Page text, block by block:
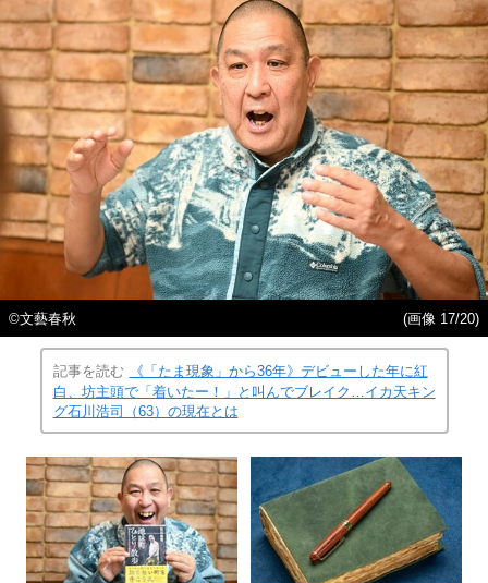
©︎文藝春秋 (画像 17/20)
記事を読む
《「たま現象」から36年》デビューした年に紅
白、坊主頭で「着いたー！」と叫んでブレイク…イカ天キン
グ石川浩司（63）の現在とは